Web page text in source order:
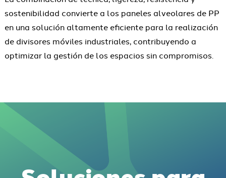
sostenibilidad convierte a los paneles alveolares de PP
en una solución altamente eficiente para la realización
de divisores móviles industriales, contribuyendo a
optimizar la gestión de los espacios sin compromisos.